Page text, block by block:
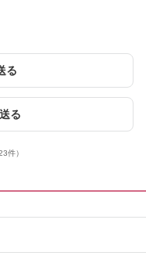
る
る
件）